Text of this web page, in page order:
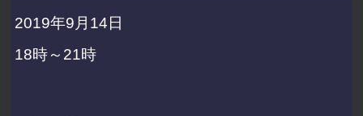
2019年9月14日
18時～21時